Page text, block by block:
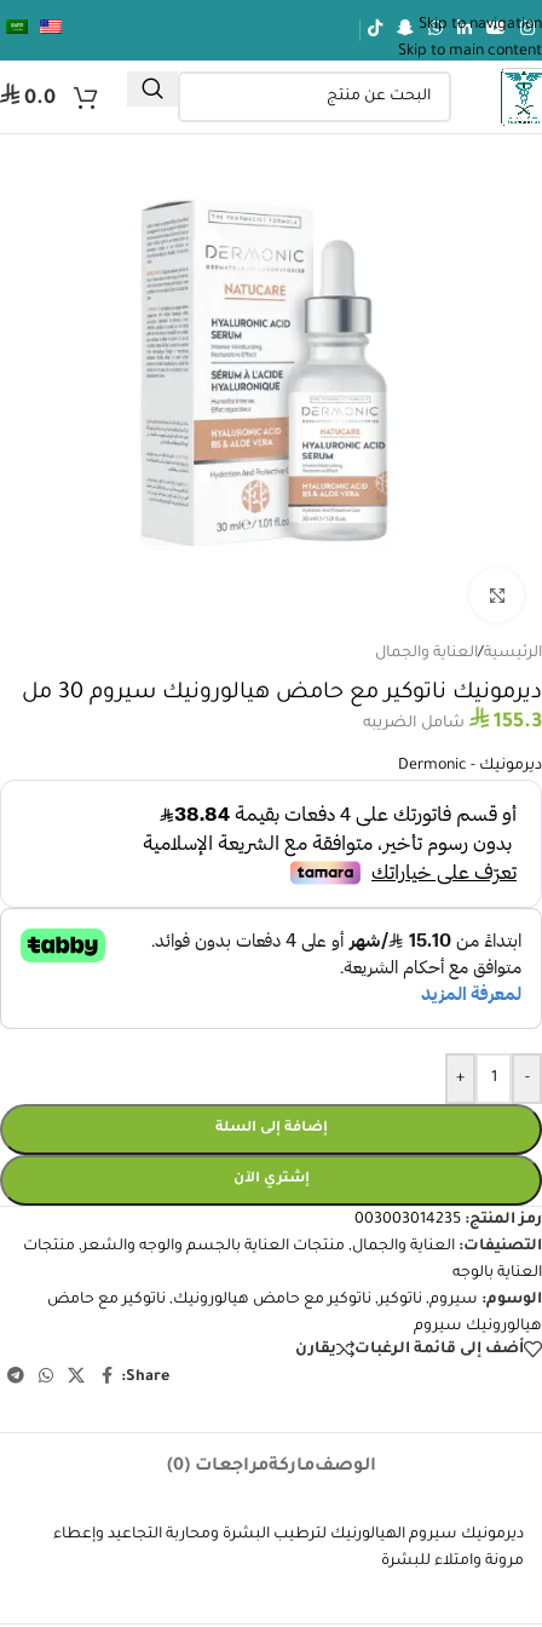
Skip to navigation
Skip to main content
⃁ 0.0
الرئيسية/العناية والجمال
ديرمونيك ناتوكير مع حامض هيالورونيك سيروم 30 مل
⃁ 155.3 شامل الضريبه
ديرمونيك - Dermonic
-
+
إضافة إلى السلة
إشتري الآن
رمز المنتج: 003003014235
التصنيفات: العناية والجمال, منتجات العناية بالجسم والوجه والشعر, منتجات
العناية بالوجه
الوسوم: سيروم, ناتوكير, ناتوكير مع حامض هيالورونيك, ناتوكير مع حامض
هيالورونيك سيروم
أضف إلى قائمة الرغبات
يقارن
Share:
الوصفماركةمراجعات (0)
ديرمونيك سيروم الهيالورنيك لترطيب البشرة ومحاربة التجاعيد وإعطاء
مرونة وامتلاء للبشرة